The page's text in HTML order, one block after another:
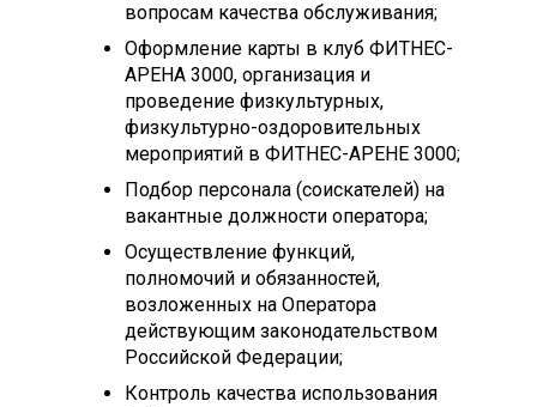
вопросам качества обслуживания;
Оформление карты в клуб ФИТНЕС-
АРЕНА 3000, организация и
проведение физкультурных,
физкультурно-оздоровительных
мероприятий в ФИТНЕС-АРЕНЕ 3000;
Подбор персонала (соискателей) на
вакантные должности оператора;
Осуществление функций,
полномочий и обязанностей,
возложенных на Оператора
действующим законодательством
Российской Федерации;
Контроль качества использования